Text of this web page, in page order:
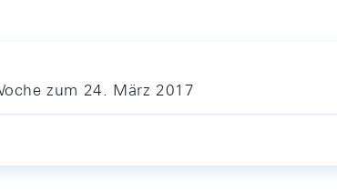
zum 24. März 2017